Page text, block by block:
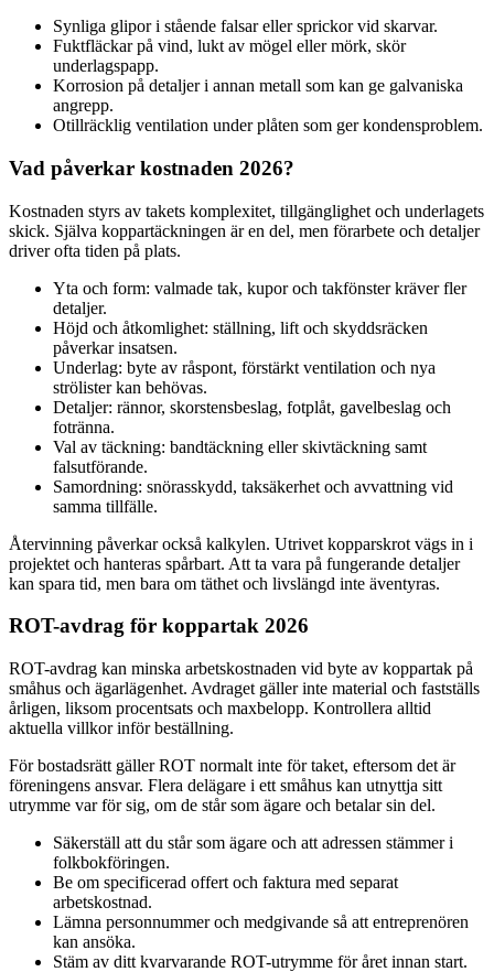
Synliga glipor i stående falsar eller sprickor vid skarvar.
Fuktfläckar på vind, lukt av mögel eller mörk, skör
underlagspapp.
Korrosion på detaljer i annan metall som kan ge galvaniska
angrepp.
Otillräcklig ventilation under plåten som ger kondensproblem.
Vad påverkar kostnaden 2026?
Kostnaden styrs av takets komplexitet, tillgänglighet och underlagets
skick. Själva koppartäckningen är en del, men förarbete och detaljer
driver ofta tiden på plats.
Yta och form: valmade tak, kupor och takfönster kräver fler
detaljer.
Höjd och åtkomlighet: ställning, lift och skyddsräcken
påverkar insatsen.
Underlag: byte av råspont, förstärkt ventilation och nya
strölister kan behövas.
Detaljer: rännor, skorstensbeslag, fotplåt, gavelbeslag och
fotränna.
Val av täckning: bandtäckning eller skivtäckning samt
falsutförande.
Samordning: snörasskydd, taksäkerhet och avvattning vid
samma tillfälle.
Återvinning påverkar också kalkylen. Utrivet kopparskrot vägs in i
projektet och hanteras spårbart. Att ta vara på fungerande detaljer
kan spara tid, men bara om täthet och livslängd inte äventyras.
ROT-avdrag för koppartak 2026
ROT-avdrag kan minska arbetskostnaden vid byte av koppartak på
småhus och ägarlägenhet. Avdraget gäller inte material och fastställs
årligen, liksom procentsats och maxbelopp. Kontrollera alltid
aktuella villkor inför beställning.
För bostadsrätt gäller ROT normalt inte för taket, eftersom det är
föreningens ansvar. Flera delägare i ett småhus kan utnyttja sitt
utrymme var för sig, om de står som ägare och betalar sin del.
Säkerställ att du står som ägare och att adressen stämmer i
folkbokföringen.
Be om specificerad offert och faktura med separat
arbetskostnad.
Lämna personnummer och medgivande så att entreprenören
kan ansöka.
Stäm av ditt kvarvarande ROT-utrymme för året innan start.